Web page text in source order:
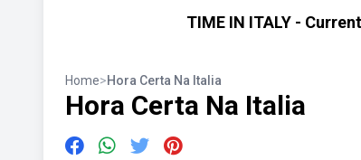
TIME IN ITALY -
Home>Hora Certa Na Italia
Hora Certa Na Italia